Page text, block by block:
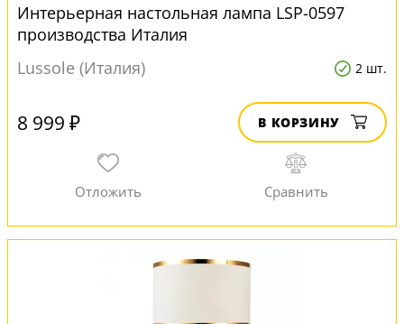
Интерьерная настольная лампа LSP-0597
производства Италия
Lussole (Италия)
2 шт.
8 999 ₽ В КОРЗИНУ